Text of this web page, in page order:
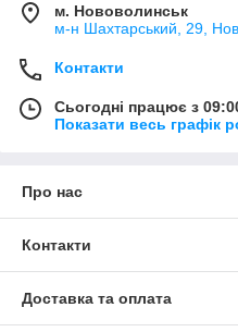
м. Нововолинськ
м-н Шахтарський, 29,
Контакти
Сьогодні працює з
Показати весь графік
Про нас
Контакти
Доставка та оплата